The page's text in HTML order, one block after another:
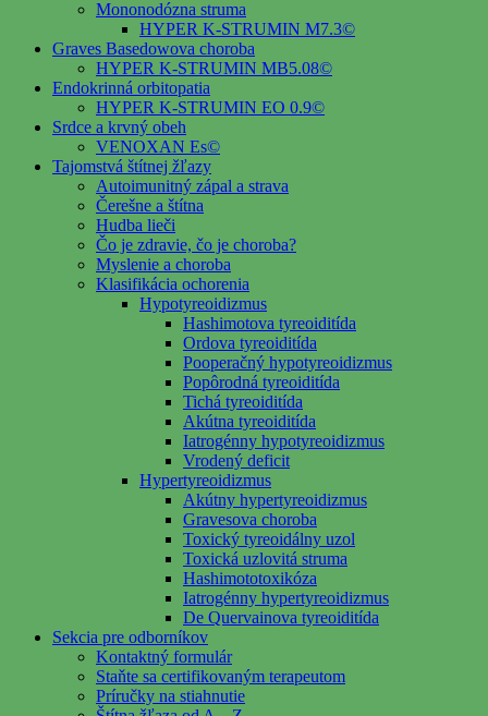
Mononodózna struma
HYPER K-STRUMIN M7.3©
Graves Basedowova choroba
HYPER K-STRUMIN MB5.08©
Endokrinná orbitopatia
HYPER K-STRUMIN EO 0.9©
Srdce a krvný obeh
VENOXAN Es©
Tajomstvá štítnej žľazy
Autoimunitný zápal a strava
Čerešne a štítna
Hudba lieči
Čo je zdravie, čo je choroba?
Myslenie a choroba
Klasifikácia ochorenia
Hypotyreoidizmus
Hashimotova tyreoiditída
Ordova tyreoiditída
Pooperačný hypotyreoidizmus
Popôrodná tyreoiditída
Tichá tyreoiditída
Akútna tyreoiditída
Iatrogénny hypotyreoidizmus
Vrodený deficit
Hypertyreoidizmus
Akútny hypertyreoidizmus
Gravesova choroba
Toxický tyreoidálny uzol
Toxická uzlovitá struma
Hashimototoxikóza
Iatrogénny hypertyreoidizmus
De Quervainova tyreoiditída
Sekcia pre odborníkov
Kontaktný formulár
Staňte sa certifikovaným terapeutom
Príručky na stiahnutie